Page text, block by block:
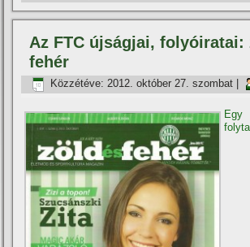
Az FTC újságjai, folyóiratai:
fehér
Közzétéve: 2012. október 27. szombat